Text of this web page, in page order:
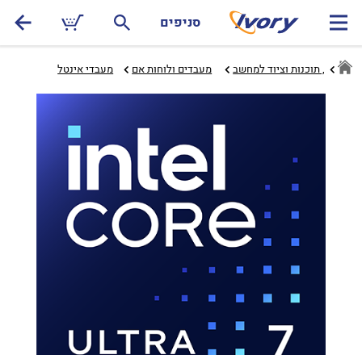
סניפים
חומרה, תוכנות וציוד למחשב מעבדים ולוחות אם‏ מעבדי אינטל‏